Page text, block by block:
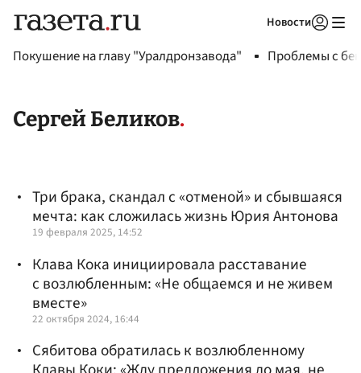
Новости
Покушение на главу "Уралдронзавода" Проблемы с
Сергей Беликов
Три брака, скандал с «отменой» и сбывшаяся
мечта: как сложилась жизнь Юрия Антонова
19 февраля 2025, 14:52
Клава Кока инициировала расставание
с возлюбленным: «Не общаемся и не живем
вместе»
22 октября 2024, 16:44
Сябитова обратилась к возлюбленному